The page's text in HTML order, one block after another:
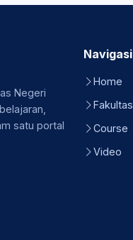
Negeri
satu portal
Navigasi
Home
Fakultas
Course
Video